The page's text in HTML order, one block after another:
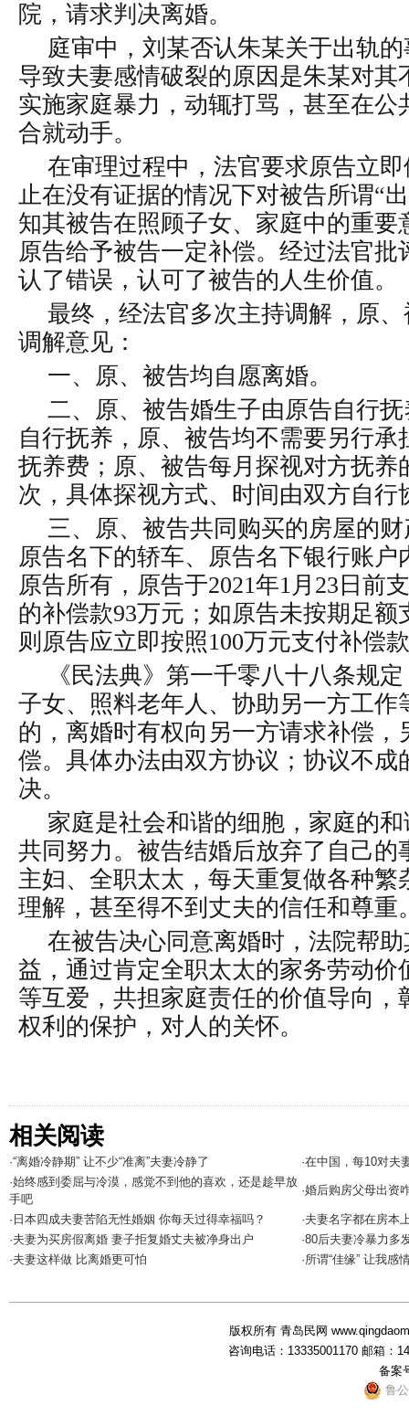
院，请求判决离婚。
庭审中，刘某否认朱某关于出轨
导致夫妻感情破裂的原因是朱某对其
实施家庭暴力，动辄打骂，甚至在公
合就动手。
在审理过程中，法官要求原告立
止在没有证据的情况下对被告所谓“
知其被告在照顾子女、家庭中的重要
原告给予被告一定补偿。经过法官批
认了错误，认可了被告的人生价值。
最终，经法官多次主持调解，原
调解意见：
一、原、被告均自愿离婚。
二、原、被告婚生子由原告自行
自行抚养，原、被告均不需要另行承
抚养费；原、被告每月探视对方抚养
次，具体探视方式、时间由双方自行
三、原、被告共同购买的房屋的
原告名下的轿车、原告名下银行账户
原告所有，原告于2021年1月23日前
的补偿款93万元；如原告未按期足额
则原告应立即按照100万元支付补偿
《民法典》第一千零八十八条规
子女、照料老年人、协助另一方工作
的，离婚时有权向另一方请求补偿，
偿。具体办法由双方协议；协议不成
决。
家庭是社会和谐的细胞，家庭的
共同努力。被告结婚后放弃了自己的
主妇、全职太太，每天重复做各种繁
理解，甚至得不到丈夫的信任和尊重
在被告决心同意离婚时，法院帮
益，通过肯定全职太太的家务劳动价
等互爱，共担家庭责任的价值导向，
权利的保护，对人的关怀。
相关阅读
·“离婚冷静期” 让不少“准离”夫妻冷静了
·在中国，每10对夫
·始终感到委屈与冷漠，感觉不到他的喜欢，还是趁早放
手吧
·婚后购房父母出资
·日本四成夫妻苦陷无性婚姻 你每天过得幸福吗？
·夫妻名字都在房本
·夫妻为买房假离婚 妻子拒复婚丈夫被净身出户
·80后夫妻冷暴力多
·夫妻这样做 比离婚更可怕
·所谓“佳缘” 让我感
版权所有 青岛民网
咨询电话：13335001170 邮箱：
备案
鲁